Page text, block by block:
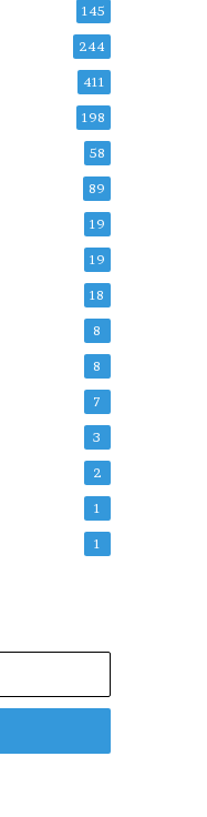
145
244
411
198
58
89
19
19
18
8
8
7
3
2
1
1